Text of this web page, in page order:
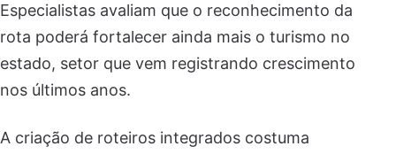
Especialistas avaliam que o reconhecimento da
rota poderá fortalecer ainda mais o turismo no
estado, setor que vem registrando crescimento
nos últimos anos.
A criação de roteiros integrados costuma